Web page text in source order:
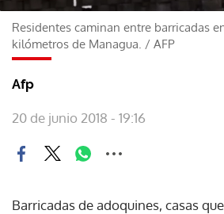
Residentes caminan entre barricadas
kilómetros de Managua. / AFP
Afp
20 de junio 2018 - 19:16
Barricadas de adoquines, casas